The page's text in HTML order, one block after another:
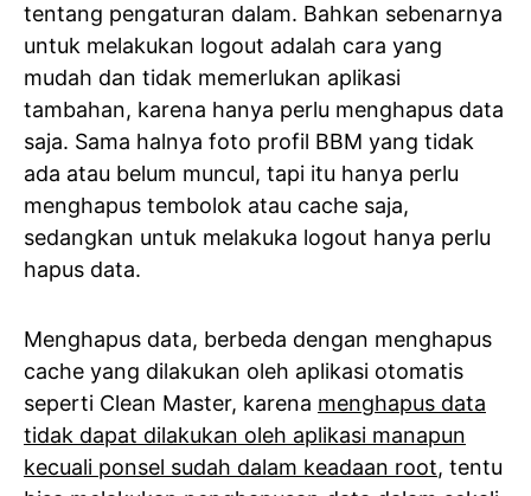
tentang pengaturan dalam. Bahkan sebenarnya
untuk melakukan logout adalah cara yang
mudah dan tidak memerlukan aplikasi
tambahan, karena hanya perlu menghapus data
saja. Sama halnya foto profil BBM yang tidak
ada atau belum muncul, tapi itu hanya perlu
menghapus tembolok atau cache saja,
sedangkan untuk melakuka logout hanya perlu
hapus data.
Menghapus data, berbeda dengan menghapus
cache yang dilakukan oleh aplikasi otomatis
seperti Clean Master, karena menghapus data
tidak dapat dilakukan oleh aplikasi manapun
kecuali ponsel sudah dalam keadaan root, tentu